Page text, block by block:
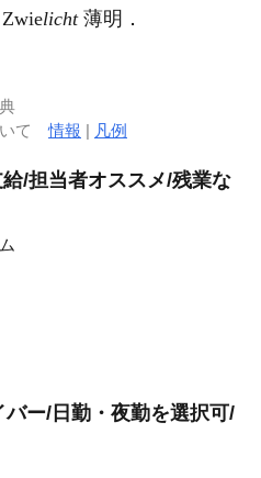
licht薄明．
いて情報 | 凡例
/担当者オススメ/残業な
ー/日勤・夜勤を選択可/